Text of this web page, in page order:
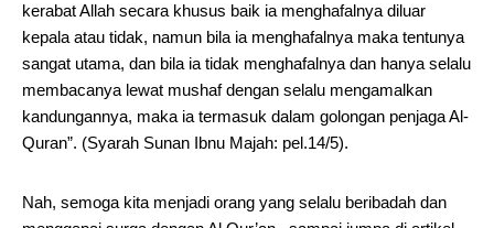
kerabat Allah secara khusus baik ia menghafalnya diluar
kepala atau tidak, namun bila ia menghafalnya maka tentunya
sangat utama, dan bila ia tidak menghafalnya dan hanya selalu
membacanya lewat mushaf dengan selalu mengamalkan
kandungannya, maka ia termasuk dalam golongan penjaga Al-
Quran”. (Syarah Sunan Ibnu Majah: pel.14/5).
Nah, semoga kita menjadi orang yang selalu beribadah dan